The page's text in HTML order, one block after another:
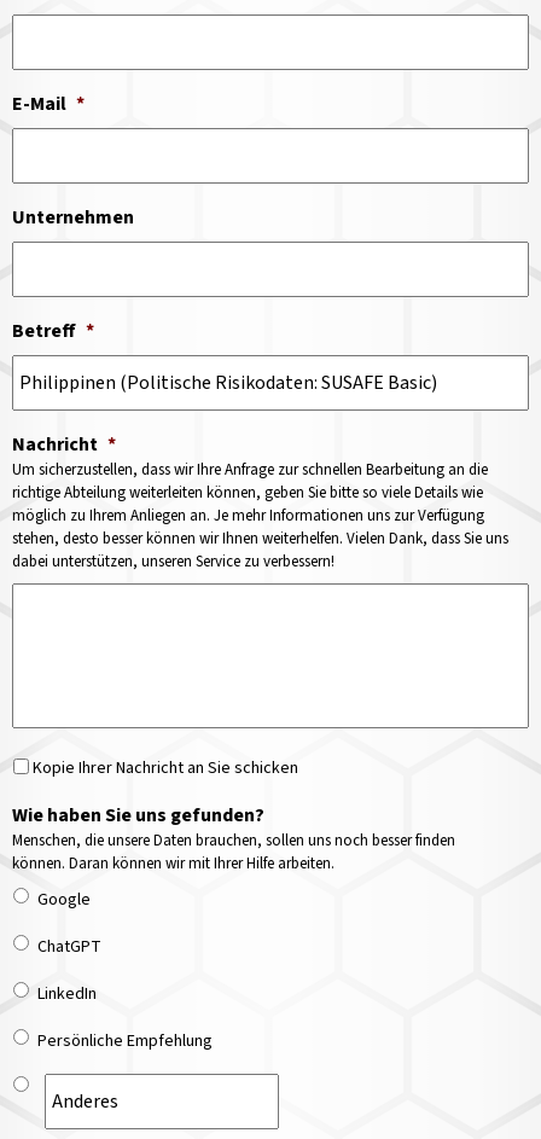
E-Mail *
Unternehmen
Betreff *
Nachricht *
Um sicherzustellen, dass wir Ihre Anfrage zur schnellen Bearbeitung an die
richtige Abteilung weiterleiten können, geben Sie bitte so viele Details wie
möglich zu Ihrem Anliegen an. Je mehr Informationen uns zur Verfügung
stehen, desto besser können wir Ihnen weiterhelfen. Vielen Dank, dass Sie uns
dabei unterstützen, unseren Service zu verbessern!
Kopie Ihrer Nachricht an Sie schicken
Wie haben Sie uns gefunden?
Menschen, die unsere Daten brauchen, sollen uns noch besser finden
können. Daran können wir mit Ihrer Hilfe arbeiten.
Google
ChatGPT
LinkedIn
Persönliche Empfehlung